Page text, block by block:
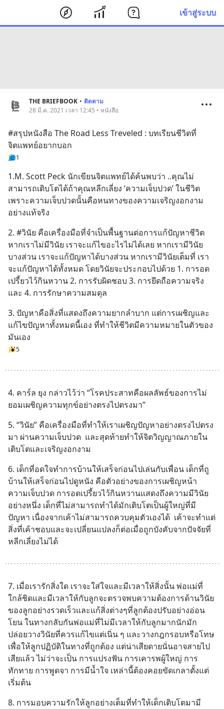
เข้าสู่ระบบ
THE BRIEFBOOK • ติดตาม
28 มี.ค. 2021 เวลา 12:45 • หนังสือ
#สรุปหนังสือ The Road Less Treveled : บทเรียนชีวิตที่
จิตแพทย์อยากบอก
1
1.M. Scott Peck นักเขียนจิตแพทย์ได้ค้นพบว่า ..คุณไม่
สามารถเติบโตได้ถ้าคุณหลีกเลี่ยง ‘ความเจ็บปวด’ ในชีวิต
เพราะความเจ็บปวดนั้นคือหนทางของความเจริญงอกงาม
อย่างแท้จริง
2. #วินัย คือเครื่องมือที่จำเป็นพื้นฐานต่อการแก้ปัญหาชีวิต
หากเราไม่มีวินัย เราจะแก้ไขอะไรไม่ได้เลย หากเรามีวินัย
บางส่วน เราจะแก้ปัญหาได้บางส่วน หากเรามีวินัยเต็มที่ เรา
จะแก้ปัญหาได้ทั้งหมด โดยวินัยจะประกอบไปด้วย 1. การอด
เปรี้ยวไว้กินหวาน 2. การรับผิดชอบ 3. การยึดถือความจริง
และ 4. การรักษาความสมดุล
3. ปัญหาคือสิ่งที่แสดงถึงความยากลำบาก แต่การเผชิญและ
แก้ไขปัญหาทั้งหมดนี้เอง ที่ทำให้ชีวิตมีความหมายในตัวของ
มันเอง
5
4. คาร์ล ยุง กล่าวไว้ว่า “โรคประสาทคือผลลัพธ์ของการไม่
ยอมเผชิญความทุกข์อย่างตรงไปตรงมา”
5. “วินัย” คือเครื่องมือที่ทำให้เราเผชิญปัญหาอย่างตรงไปตรง
มา ผ่านความเจ็บปวด  และสุดท้ายทำให้จิตวิญญาณภายใน
เติบโตและเจริญงอกงาม
6. เด็กที่อดใจทำการบ้านให้เสร็จก่อนไปเล่นกับเพื่อน เด็กที่ถู
บ้านให้เสร็จก่อนไปดูหนัง คือตัวอย่างของการเผชิญหน้า
ความเจ็บปวด การอดเปรี้ยวไว้กินหวานแสดงถึงความมีวินัย
อย่างหนึ่ง เด็กที่ไม่สามารถทำได้มักเติบโตเป็นผู้ใหญ่ที่มี
ปัญหา เนื่องจากเค้าไม่สามารถควบคุมตัวเองได้  เค้าจะทำแต่
สิ่งที่เค้าชอบและจะเปลี่ยนแปลงก็ต่อเมื่อถูกบังคับจากปัจจัยที่
หลีกเลี่ยงไม่ได้
7. เมื่อเรารักสิ่งใด เราจะใส่ใจและมีเวลาให้สิ่งนั้น พ่อแม่ที่
ใกล้ชิดและมีเวลาให้กับลูกจะตรวจพบความต้องการด้านวินัย
ของลูกอย่างรวดเร็วและแก้สิ่งต่างๆที่ลูกต้องปรับอย่างอ่อน
โยน ในทางกลับกันพ่อแม่ที่ไม่มีเวลาให้กับลูกมากนักมัก
ปล่อยวางวินัยที่ควรแก้ไขแต่เนิ่น ๆ และวางกฎกรอบหรือโทษ
เพื่อให้ลูกปฏิบัติในทางที่ถูกต้อง แต่น่าเสียดายนั่นอาจสายไป
เสียแล้ว ไม่ว่าจะเป็น การแปรงฟัน การเคารพผู้ใหญ่ การ
ทักทาย การพูดจา การมีน้ำใจ เหล่านี้ต้องคอยขัดเกลาตั้งแต่
เริ่มต้น
8. การมอบความรักให้ลูกอย่างเต็มที่ทำให้เด็กเติบโตมามี